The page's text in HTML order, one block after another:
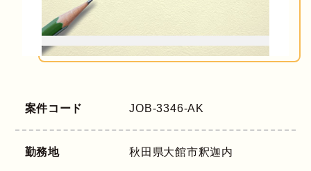
案件コード JOB-3346-AK
勤務地 秋田県大館市釈迦内